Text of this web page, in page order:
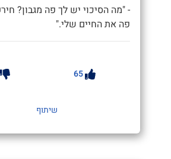
- "מה הסיכוי יש לך פה מגבון?
פה את החיים שלי."
65
שיתוף